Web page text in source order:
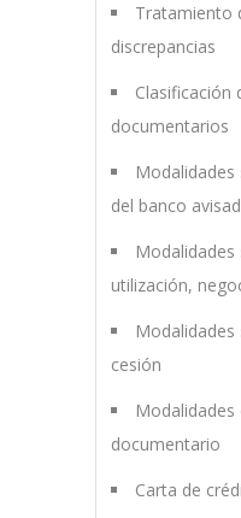
Tratamiento
discrepancias
Clasificación
documentarios
del banco
utilización,
cesión
documentario
Carta de